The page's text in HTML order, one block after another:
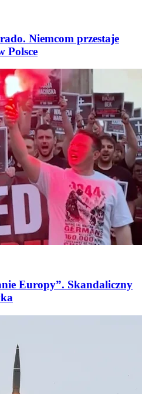
Niemcom przestaje
Polsce
Europy”. Skandaliczny